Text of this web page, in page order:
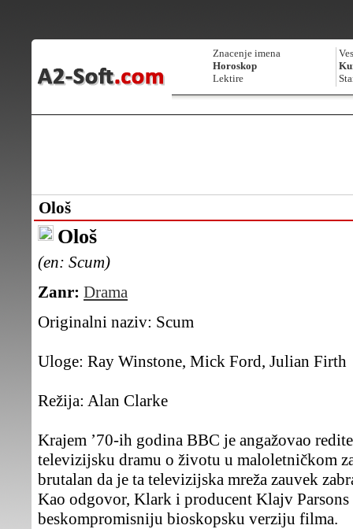
Znacenje imena
Horoskop
Lektire
Ološ
Ološ
(en: Scum)
Zanr: Drama
Originalni naziv: Scum
Uloge: Ray Winstone, Mick Ford, Julian Firth
Režija: Alan Clarke
Krajem ’70-ih godina BBC je angažovao
televizijsku dramu o životu u maloletničkom
brutalan da je ta televizijska mreža zauvek
Kao odgovor, Klark i producent Klajv
beskompromisniju bioskopsku verziju filma.